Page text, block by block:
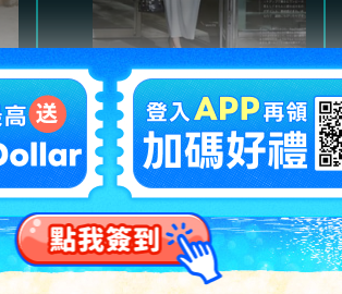
的
Marisol
氣質高雅都會風格，及職
場服裝、日常休閒穿搭。
熱門商品